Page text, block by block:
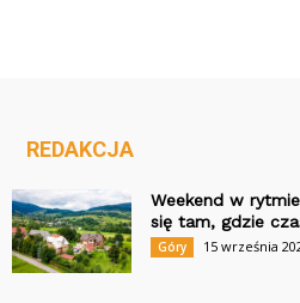
REDAKCJA
Weekend w
się tam, gdzie
Góry 15 września